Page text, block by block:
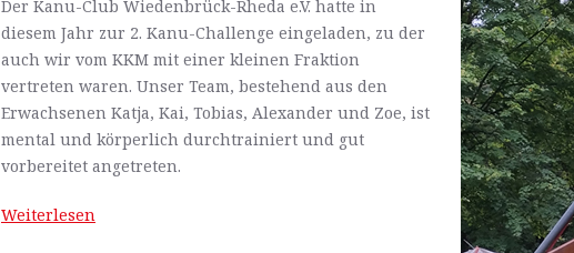
Der Kanu-Club Wiedenbrück-Rheda e.V. hatte in
diesem Jahr zur 2. Kanu-Challenge eingeladen, zu der
auch wir vom KKM mit einer kleinen Fraktion
vertreten waren. Unser Team, bestehend aus den
Erwachsenen Katja, Kai, Tobias, Alexander und Zoe, ist
mental und körperlich durchtrainiert und gut
vorbereitet angetreten.
Weiterlesen